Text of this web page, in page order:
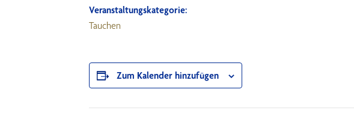
Zum Kalender hinzufügen
Veranstaltungskategorie:
Tauchen